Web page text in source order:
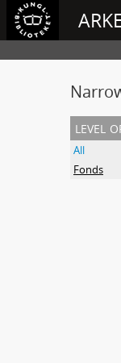
level
All
Fonds